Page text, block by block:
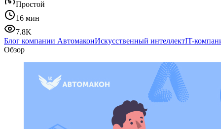
Простой
16 мин
7.8K
Блог компании АвтомаконИскусственный интеллектIT-
Обзор